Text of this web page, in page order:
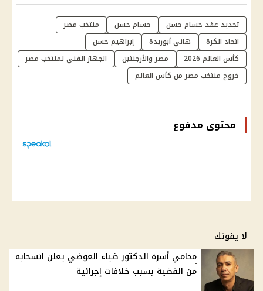
تجديد عقد حسام حسن حسام حسن
منتخب مصر
اتحاد الكرة
هاني أبوريدة
إبراهيم حسن
كأس العالم 2026
مصر والأرجنتين
الجهاز الفني لمنتخب مصر
خروج منتخب مصر من كأس العالم
محتوى مدفوع
لا يفوتك
محامي أسرة الدكتور ضياء العوضي يعلن انسحابه
من القضية بسبب خلافات إجرائية